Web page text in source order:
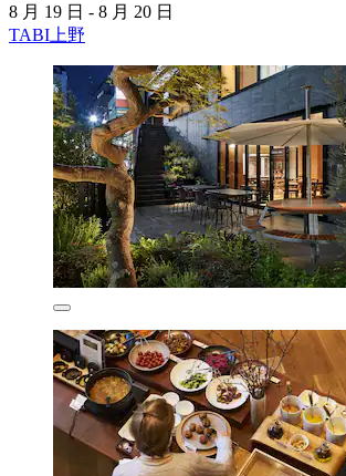
8 月 19 日 - 8 月 20 日
TABI上野